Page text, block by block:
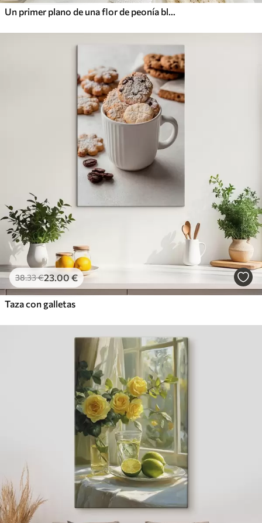
Un primer plano de una flor de peonía blanca con gotas de agua en los pétalos, sobre un fondo borroso
38.33€23.00 €
Taza con galletas